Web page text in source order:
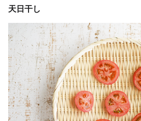
天日干し